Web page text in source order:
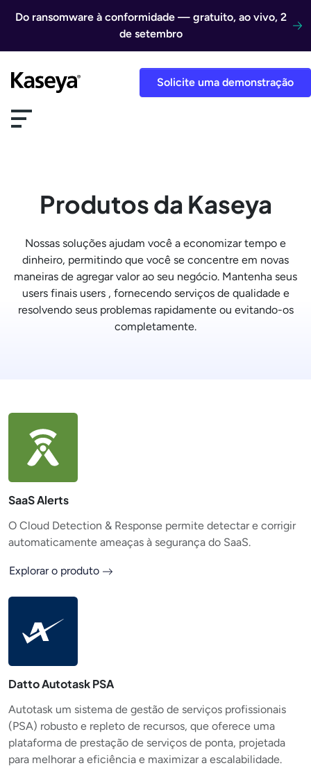
Do ransomware à conformidade — gratuito, ao vivo, 2
de setembro
Solicite uma demonstração
Produtos da Kaseya
Nossas soluções ajudam você a economizar tempo e
dinheiro, permitindo que você se concentre em novas
maneiras de agregar valor ao seu negócio. Mantenha seus
users finais users , fornecendo serviços de qualidade e
resolvendo seus problemas rapidamente ou evitando-os
completamente.
SaaS Alerts
O Cloud Detection & Response permite detectar e corrigir
automaticamente ameaças à segurança do SaaS.
Explorar o produto
Datto Autotask PSA
Autotask um sistema de gestão de serviços profissionais
(PSA) robusto e repleto de recursos, que oferece uma
plataforma de prestação de serviços de ponta, projetada
para melhorar a eficiência e maximizar a escalabilidade.